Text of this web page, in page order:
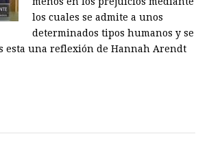
los cuales se admite a unos
determinados tipos humanos y se
esta una reflexión de Hannah Arendt